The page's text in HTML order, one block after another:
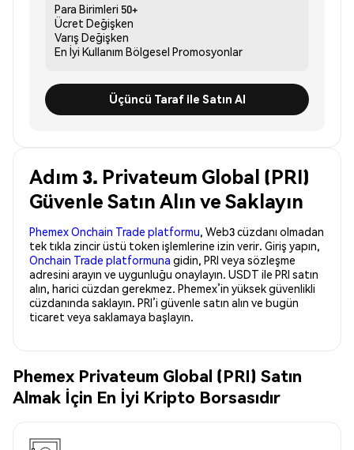
Para Birimleri 50+
Ücret Değişken
Varış Değişken
En İyi Kullanım Bölgesel Promosyonlar
Üçüncü Taraf ile Satın Al
Adım 3. Privateum Global (PRI)
Güvenle Satın Alın ve Saklayın
Phemex Onchain Trade platformu, Web3 cüzdanı olmadan
tek tıkla zincir üstü token işlemlerine izin verir. Giriş yapın,
Onchain Trade platformuna gidin, PRI veya sözleşme
adresini arayın ve uygunluğu onaylayın. USDT ile PRI satın
alın, harici cüzdan gerekmez. Phemex’in yüksek güvenlikli
cüzdanında saklayın. PRI’i güvenle satın alın ve bugün
ticaret veya saklamaya başlayın.
Phemex Privateum Global (PRI) Satın
Almak İçin En İyi Kripto Borsasıdır